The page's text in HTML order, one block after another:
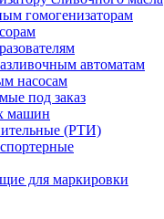
гомогенизаторам
автоматам
насосам
под заказ
машин
(РТИ)
для маркировки